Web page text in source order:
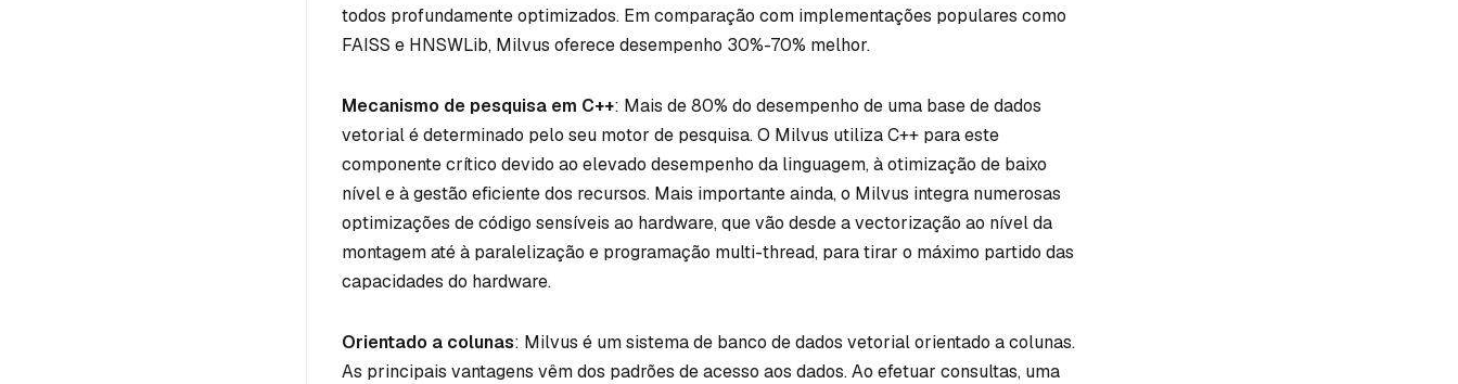
todos profundamente optimizados. Em comparação com implementações populares como
FAISS e HNSWLib, Milvus oferece desempenho 30%-70% melhor.
Mecanismo de pesquisa em C++: Mais de 80% do desempenho de uma base de dados
vetorial é determinado pelo seu motor de pesquisa. O Milvus utiliza C++ para este
componente crítico devido ao elevado desempenho da linguagem, à otimização de baixo
nível e à gestão eficiente dos recursos. Mais importante ainda, o Milvus integra numerosas
optimizações de código sensíveis ao hardware, que vão desde a vectorização ao nível da
montagem até à paralelização e programação multi-thread, para tirar o máximo partido das
capacidades do hardware.
Orientado a colunas: Milvus é um sistema de banco de dados vetorial orientado a colunas.
As principais vantagens vêm dos padrões de acesso aos dados. Ao efetuar consultas, uma